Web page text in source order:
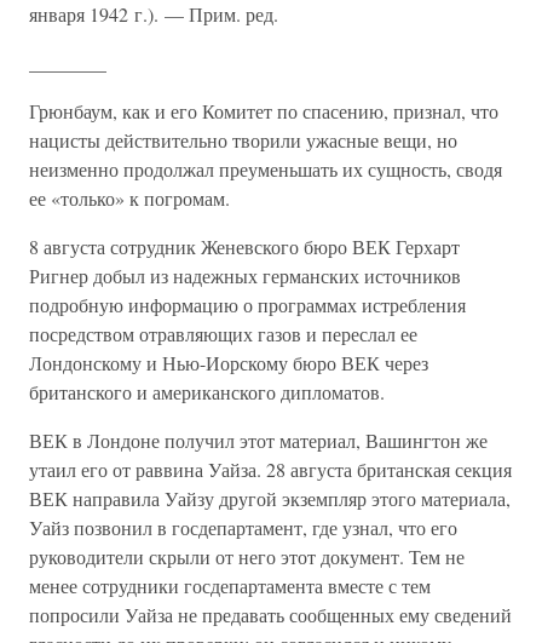
января 1942 г.). — Прим. ред.
Грюнбаум, как и его Комитет по спасению, признал, что
нацисты действительно творили ужасные вещи, но
неизменно продолжал преуменьшать их сущность, сводя
ее «только» к погромам.
8 августа сотрудник Женевского бюро ВЕК Герхарт
Ригнер добыл из надежных германских источников
подробную информацию о программах истребления
посредством отравляющих газов и переслал ее
Лондонскому и Нью-Иорскому бюро ВЕК через
британского и американского дипломатов.
ВЕК в Лондоне получил этот материал, Вашингтон же
утаил его от раввина Уайза. 28 августа британская секция
ВЕК направила Уайзу другой экземпляр этого материала,
Уайз позвонил в госдепартамент, где узнал, что его
руководители скрыли от него этот документ. Тем не
менее сотрудники госдепартамента вместе с тем
попросили Уайза не предавать сообщенных ему сведений